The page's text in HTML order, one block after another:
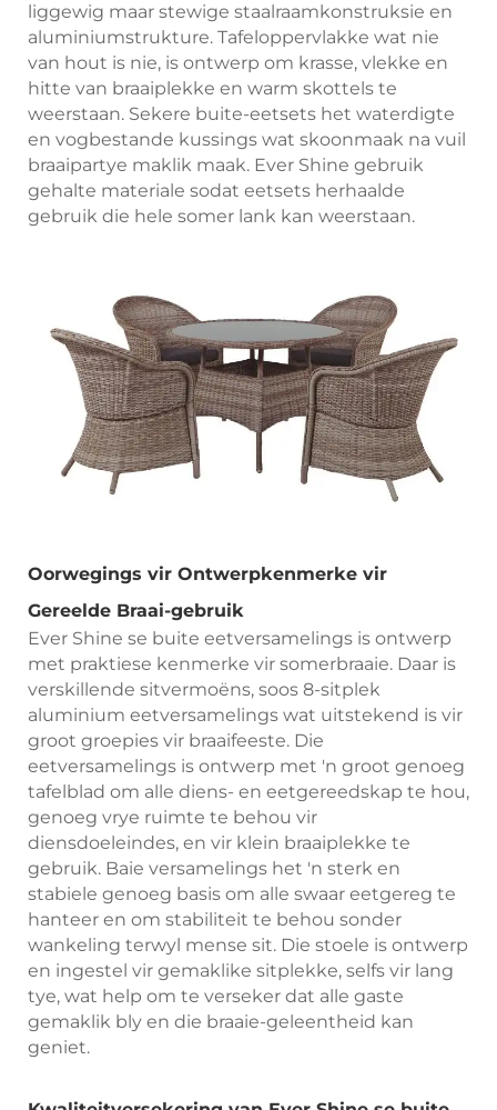
liggewig maar stewige staalraamkonstruksie en
aluminiumstrukture. Tafeloppervlakke wat nie
van hout is nie, is ontwerp om krasse, vlekke en
hitte van braaiplekke en warm skottels te
weerstaan. Sekere buite-eetsets het waterdigte
en vogbestande kussings wat skoonmaak na vuil
braaipartye maklik maak. Ever Shine gebruik
gehalte materiale sodat eetsets herhaalde
gebruik die hele somer lank kan weerstaan.
Oorwegings vir Ontwerpkenmerke vir
Gereelde Braai-gebruik
Ever Shine se buite eetversamelings is ontwerp
met praktiese kenmerke vir somerbraaie. Daar is
verskillende sitvermoëns, soos 8-sitplek
aluminium eetversamelings wat uitstekend is vir
groot groepies vir braaifeeste. Die
eetversamelings is ontwerp met 'n groot genoeg
tafelblad om alle diens- en eetgereedskap te hou,
genoeg vrye ruimte te behou vir
diensdoeleindes, en vir klein braaiplekke te
gebruik. Baie versamelings het 'n sterk en
stabiele genoeg basis om alle swaar eetgereg te
hanteer en om stabiliteit te behou sonder
wankeling terwyl mense sit. Die stoele is ontwerp
en ingestel vir gemaklike sitplekke, selfs vir lang
tye, wat help om te verseker dat alle gaste
gemaklik bly en die braaie-geleentheid kan
geniet.